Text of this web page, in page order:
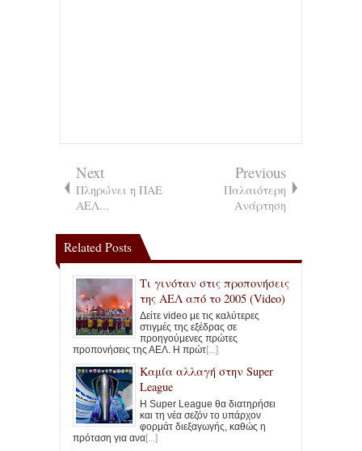
Next
Πληρώνει η ΠΑΕ
ΑΕΛ...
Previous
Παλαιότερη
Ανάρτηση
Related Posts
Τι γινόταν στις προπονήσεις
της ΑΕΛ από το 2005 (Video)
Δείτε video με τις καλύτερες
στιγμές της εξέδρας σε
προηγούμενες πρώτες
προπονήσεις της ΑΕΛ. Η πρώτ[...]
Καμία αλλαγή στην Super
League
Η Super League θα διατηρήσει
και τη νέα σεζόν το υπάρχον
φορμάτ διεξαγωγής, καθώς η
πρόταση για ανα[...]